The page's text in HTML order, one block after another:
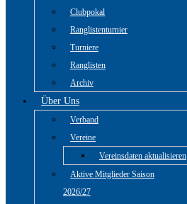
Clubpokal
Ranglistenturnier
Turniere
Ranglisten
Archiv
Über Uns
Verband
Vereine
Vereinsdaten aktualisieren
Aktive Mitglieder Saison
2026/27